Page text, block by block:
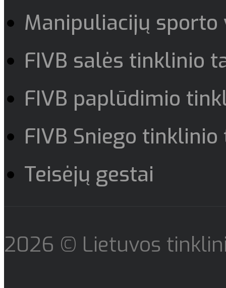
Manipuliacijų
FIVB salės tinklinio
FIVB paplūdimio
FIVB Sniego
Teisėjų gestai
2026 © Lietuvos